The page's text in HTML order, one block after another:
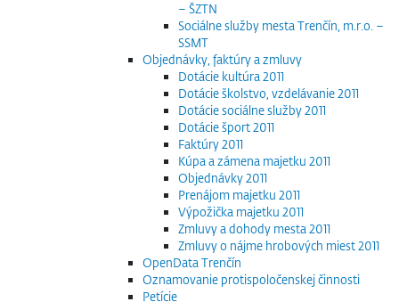
– ŠZTN
Sociálne služby mesta Trenčín, m.r.o. –
SSMT
Objednávky, faktúry a zmluvy
Dotácie kultúra 2011
Dotácie školstvo, vzdelávanie 2011
Dotácie sociálne služby 2011
Dotácie šport 2011
Faktúry 2011
Kúpa a zámena majetku 2011
Objednávky 2011
Prenájom majetku 2011
Výpožička majetku 2011
Zmluvy a dohody mesta 2011
Zmluvy o nájme hrobových miest 2011
OpenData Trenčín
Oznamovanie protispoločenskej činnosti
Petície